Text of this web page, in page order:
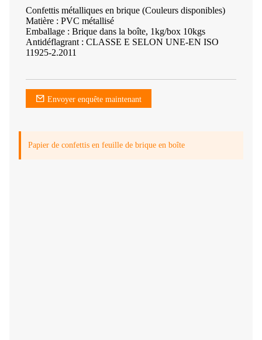
Confettis métalliques en brique (Couleurs disponibles)
Matière : PVC métallisé
Emballage : Brique dans la boîte, 1kg/box 10kgs
Antidéflagrant : CLASSE E SELON UNE-EN ISO
11925-2.2011
Envoyer enquête maintenant
Papier de confettis en feuille de brique en boîte